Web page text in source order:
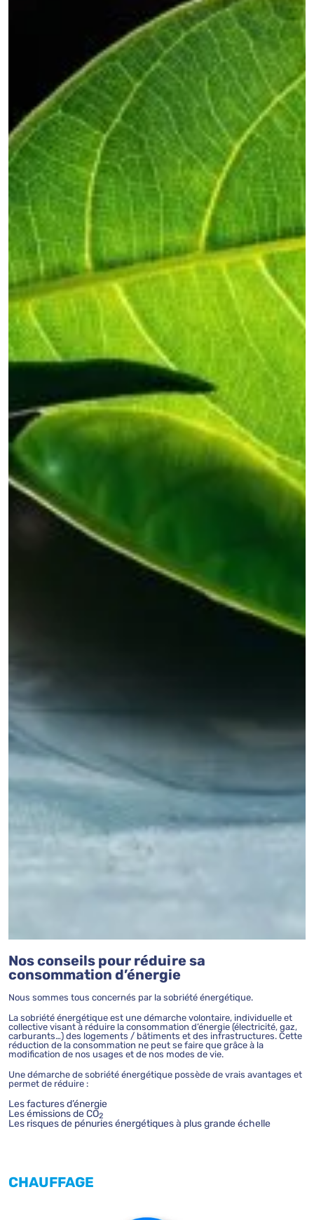
Nos conseils pour réduire sa
consommation d’énergie
Nous sommes tous concernés par la sobriété énergétique.
La sobriété énergétique est une démarche volontaire, individuelle et
collective visant à réduire la consommation d’énergie (électricité, gaz,
carburants…) des logements / bâtiments et des infrastructures. Cette
réduction de la consommation ne peut se faire que grâce à la
modification de nos usages et de nos modes de vie.
Une démarche de sobriété énergétique possède de vrais avantages et
permet de réduire :
Les factures d’énergie
Les émissions de CO2
Les risques de pénuries énergétiques à plus grande échelle
CHAUFFAGE